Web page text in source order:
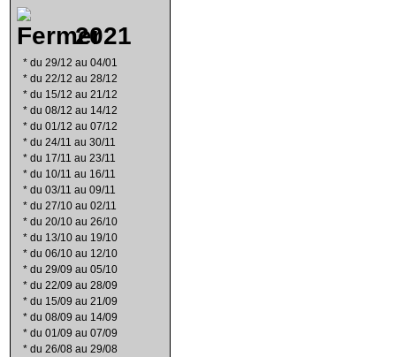
2021
* du 29/12 au 04/01
* du 22/12 au 28/12
* du 15/12 au 21/12
* du 08/12 au 14/12
* du 01/12 au 07/12
* du 24/11 au 30/11
* du 17/11 au 23/11
* du 10/11 au 16/11
* du 03/11 au 09/11
* du 27/10 au 02/11
* du 20/10 au 26/10
* du 13/10 au 19/10
* du 06/10 au 12/10
* du 29/09 au 05/10
* du 22/09 au 28/09
* du 15/09 au 21/09
* du 08/09 au 14/09
* du 01/09 au 07/09
* du 26/08 au 29/08